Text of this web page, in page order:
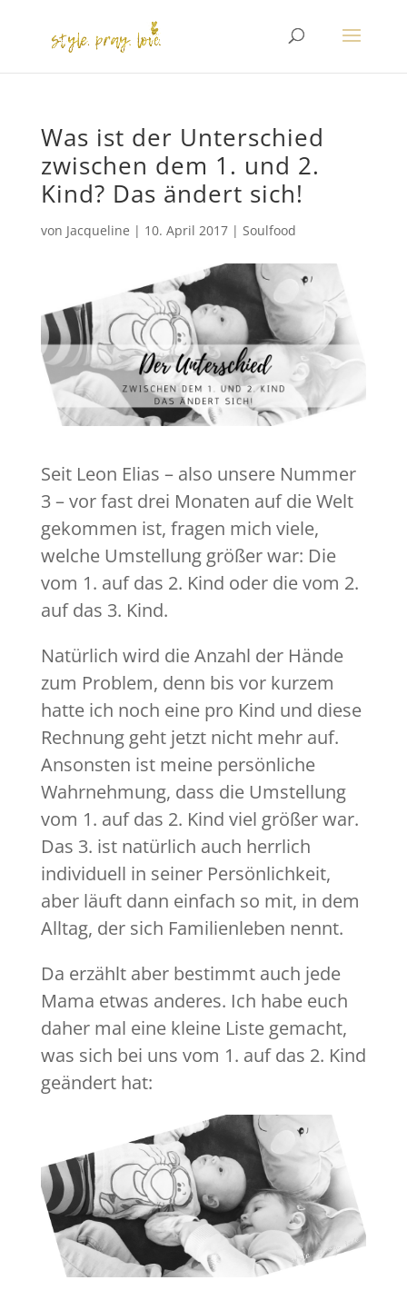
Was ist der Unterschied
zwischen dem 1. und 2.
Kind? Das ändert sich!
von Jacqueline | 10. April 2017| Soulfood
Seit Leon Elias – also unsere Nummer
3 – vor fast drei Monaten auf die Welt
gekommen ist, fragen mich viele,
welche Umstellung größer war: Die
vom 1. auf das 2. Kind oder die vom 2.
auf das 3. Kind.
Natürlich wird die Anzahl der Hände
zum Problem, denn bis vor kurzem
hatte ich noch eine pro Kind und diese
Rechnung geht jetzt nicht mehr auf.
Ansonsten ist meine persönliche
Wahrnehmung, dass die Umstellung
vom 1. auf das 2. Kind viel größer war.
Das 3. ist natürlich auch herrlich
individuell in seiner Persönlichkeit,
aber läuft dann einfach so mit, in dem
Alltag, der sich Familienleben nennt.
Da erzählt aber bestimmt auch jede
Mama etwas anderes. Ich habe euch
daher mal eine kleine Liste gemacht,
was sich bei uns vom 1. auf das 2. Kind
geändert hat: